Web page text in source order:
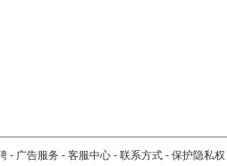
- 广告服务 - 客服中心 - 联系方式 - 保护隐私权